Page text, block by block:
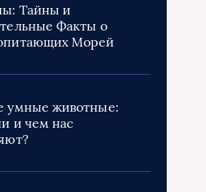
Тайны и
Факты о
Морей
умные животные:
и чем нас